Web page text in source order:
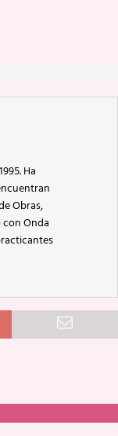
Ha
Obras,
Onda